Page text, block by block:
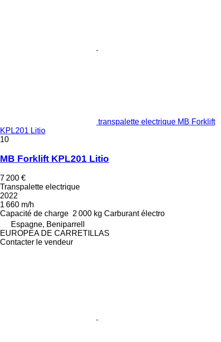
transpalette electrique MB Forklift
KPL201 Litio
10
MB Forklift KPL201 Litio
7 200 €
Transpalette electrique
2022
1 660 m/h
Capacité de charge 2 000 kg Carburant électro
Espagne, Beniparrell
EUROPEA DE CARRETILLAS
Contacter le vendeur